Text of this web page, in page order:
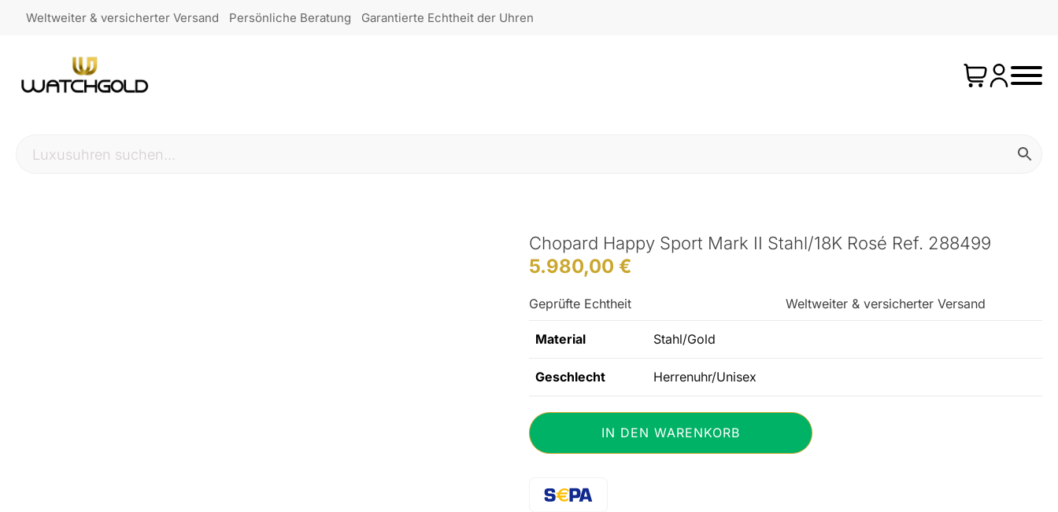
Weltweiter & versicherter Versand Persönliche Beratung Garantierte Echtheit der Uhren
Chopard Happy Sport Mark II Stahl/18K Rosé Ref. 288499
5.980,00 €
Geprüfte Echtheit Weltweiter & versicherter Versand
Material Stahl/Gold
Geschlecht Herrenuhr/Unisex
Chopard
Happy
Sport
Stahl/18K
Rosé
IN DEN WARENKORB